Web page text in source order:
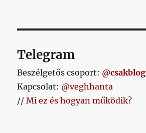
Telegram
Beszélgetős csoport: @csakblog
Kapcsolat: @veghhanta
//Mi ez és hogyan működik?